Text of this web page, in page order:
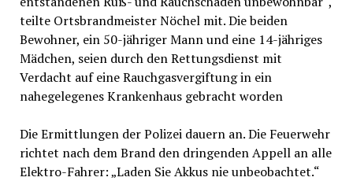
teilte Ortsbrandmeister Nöchel mit. Die beiden
Bewohner, ein 50-jähriger Mann und eine 14-jähriges
Mädchen, seien durch den Rettungsdienst mit
Verdacht auf eine Rauchgasvergiftung in ein
nahegelegenes Krankenhaus gebracht worden
Die Ermittlungen der Polizei dauern an. Die Feuerwehr
richtet nach dem Brand den dringenden Appell an alle
Elektro-Fahrer: „Laden Sie Akkus nie unbeobachtet.“